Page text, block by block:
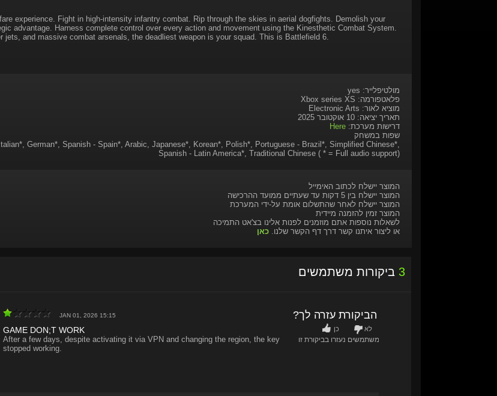
experience. Fight in high-intensity infantry combat. Rip through the skies in aerial dogfights. Demolish your
advantage. Harness complete control over every action and movement using the Kinesthetic Combat System.
jets, and massive combat arsenals, the deadliest weapon is your squad. This is Battlefield 6.
מולטיפלייר: yes
פלאטפורמה: Xbox series XS
מוציא לאור: Electronic Arts
תאריך יציאה: 10 אוקטובר 2025
דרישות מערכת:Here
שפות במשחק
German*, Spanish - Spain*, Arabic, Japanese*, Korean*, Polish*, Portuguese - Brazil*, Simplified Chinese*,
Spanish - Latin America*, Traditional Chinese ( * = Full audio support)
המוצר יישלח לכתוב האימייל
המוצר יישלח בין 5 דקות עד שעתיים ממועד ההרכישה
המוצר יישלח לאחר שהתשלום אומת על-ידי המערכת
המוצר זמין להזמנה מיידית
לשאלות נוספות אתם מוזמנים לפנות אלינו בצ'אט התמיכה
או ליצור איתנו קשר דרך דף הקשר שלנו.כאן
3 ביקורות משתמשים
JAN 01, 2026 15:15
GAME DON;T WORK
After a few days, despite activating it via VPN and changing the region, the key
stopped working.
האם הביקורת עזרה לך?
כן לא
משתמשים נעזרו בביקורת זו